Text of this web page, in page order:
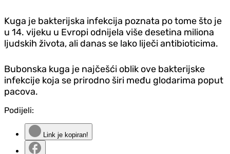
Kuga je bakterijska infekcija poznata po tome što je
u 14. vijeku u Evropi odnijela više desetina miliona
ljudskih života, ali danas se lako liječi antibioticima.
Bubonska kuga je najčešći oblik ove bakterijske
infekcije koja se prirodno širi među glodarima poput
pacova.
Podijeli:
Link je kopiran!